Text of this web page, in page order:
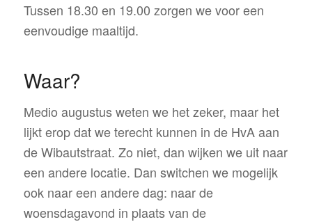
Tussen 18.30 en 19.00 zorgen we voor een
eenvoudige maaltijd.
Waar?
Medio augustus weten we het zeker, maar het
lijkt erop dat we terecht kunnen in de HvA aan
de Wibautstraat. Zo niet, dan wijken we uit naar
een andere locatie. Dan switchen we mogelijk
ook naar een andere dag: naar de
woensdagavond in plaats van de